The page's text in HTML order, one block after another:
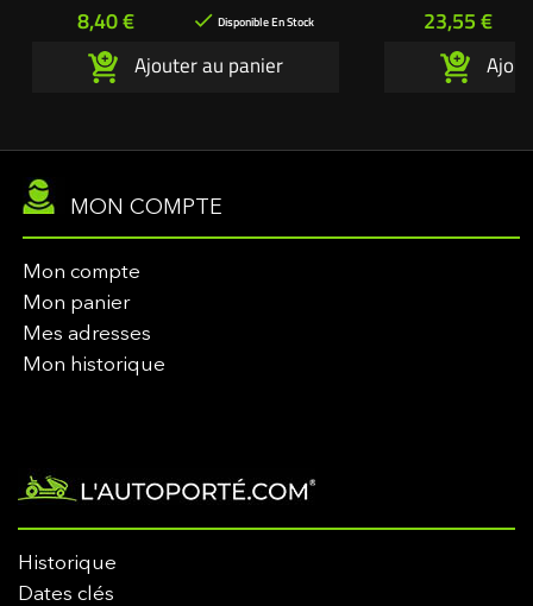
Prix
8,40 €  Disponible En Stock
Ajouter au panier
tressée en
nombreux
courses
Prix
23,55 €
MON COMPTE
Mon compte
Mon panier
Mes adresses
Mon historique
Historique
Dates clés